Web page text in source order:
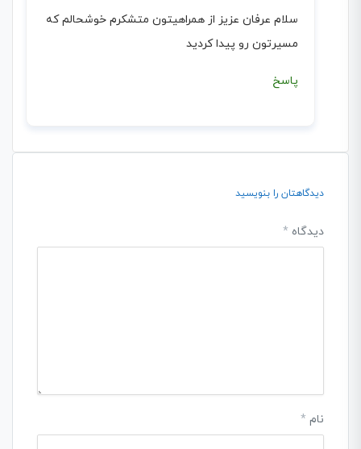
سلام عرفان عزیز از همراهیتون متشکرم خوشحالم که
مسیرتون رو پیدا کردید
پاسخ
دیدگاهتان را بنویسید
دیدگاه *
نام *